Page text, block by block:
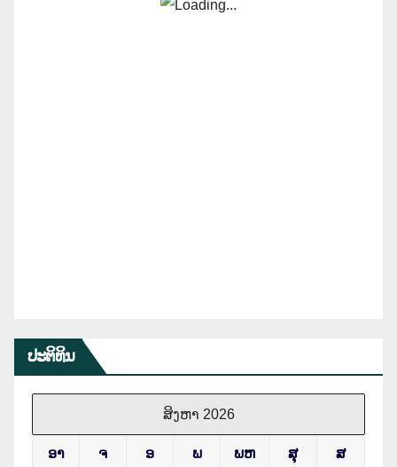
ປະຕິທິນ
ສິງຫາ 2026
ອາ ຈ ອ ພ ພຫ ສຸ ສ